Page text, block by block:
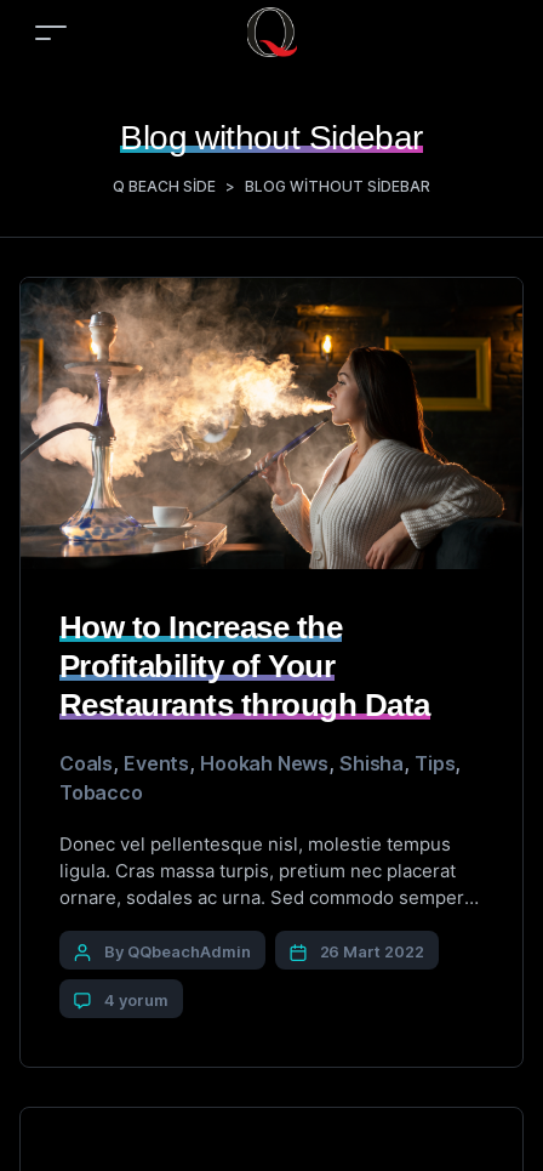
Blog without Sidebar
Q BEACH SIDE > BLOG WITHOUT SIDEBAR
How to Increase the
Profitability of Your
Restaurants through Data
Coals, Events, Hookah News,Shisha, Tips,
Tobacco
Donec vel pellentesque nisl, molestie tempus
ligula. Cras massa turpis, pretium nec placerat
ornare, sodales ac urna. Sed commodo semper
efficitur sapien dapibus sed. Suspendisse iaculis
erat ut enim tincidunt, vitae bibendum lorem
mattis. Quisque sed nunc quis nisi aliquam
By QQbeachAdmin 26 Mart 2022
4 yorum